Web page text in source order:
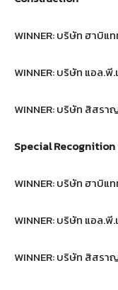
WINNER: บริษัท ฮาบิแ
WINNER: บริษัท แอล.
WINNER: บริษัท สิสรา
Special
WINNER: บริษัท ฮาบิแ
WINNER: บริษัท แอล.
WINNER: บริษัท สิสร